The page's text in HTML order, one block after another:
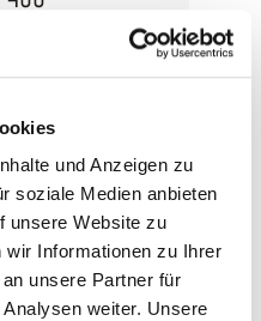
und Anzeigen zu
soziale Medien anbieten
unsere Website zu
wir Informationen zu Ihrer
unsere Partner für
weiter. Unsere
für das Schleifen
durch ca. 24.000
eine höhere
Arbeitsumgebung.
Streuung:
P80 – P400
Spachtel, Holz,
38,35 €*